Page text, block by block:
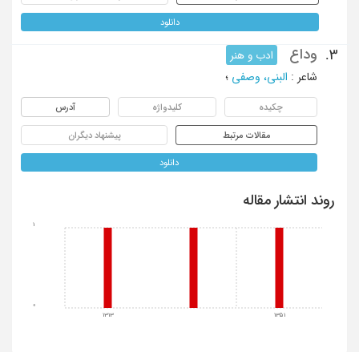
دانلود
3. وداع
ادب و هنر
شاعر : البنی، وصفی ؛
چکیده کلیدواژه آدرس
مقالات مرتبط پیشنهاد دیگران
دانلود
روند انتشار مقاله
1313 1351
0
1